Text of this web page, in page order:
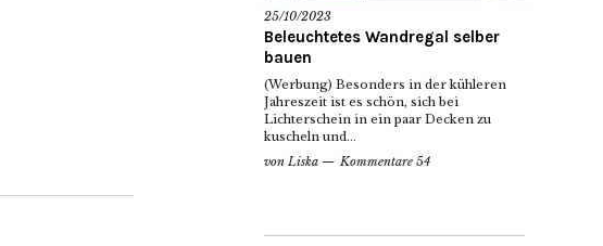
25/10/2023
Beleuchtetes Wandregal selber
bauen
(Werbung) Besonders in der kühleren
Jahreszeit ist es schön, sich bei
Lichterschein in ein paar Decken zu
kuscheln und...
von Liska Kommentare 54